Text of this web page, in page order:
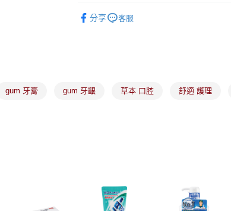
無法說明評估內容。
【注意事項】
每筆NT$100，滿NT$899(含以上)免運費
每筆NT$100，滿NT$899(含以上)免運費
宅配(離島)
分享
客服
gum 牙膏 gum 牙齦 草本 口腔 舒適 護理